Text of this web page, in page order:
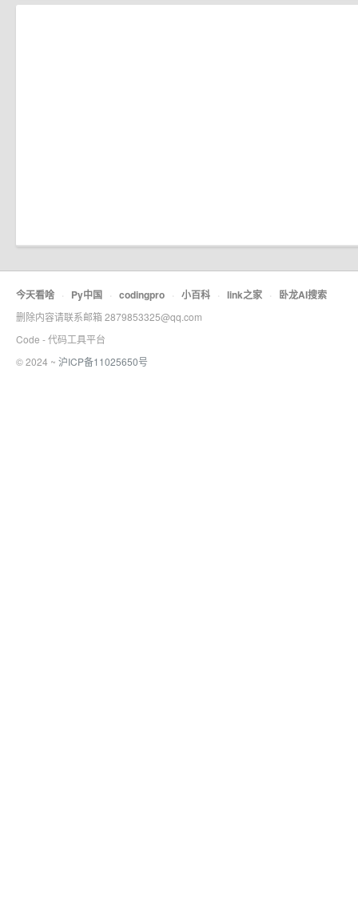
今天看啥 · Py中国 · codingpro · 小百科 · link之家 · 卧龙AI搜索
删除内容请联系邮箱 2879853325@qq.com
Code - 代码工具平台
© 2024 ~ 沪ICP备11025650号